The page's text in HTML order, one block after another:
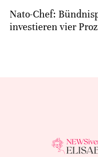
Nato-Chef:
investieren vier